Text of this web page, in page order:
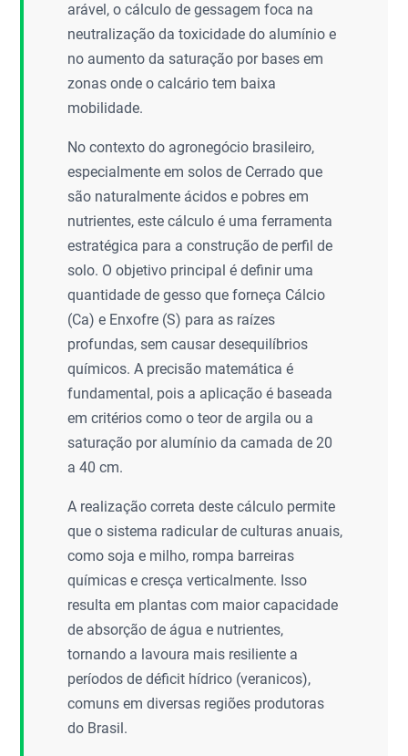
arável, o cálculo de gessagem foca na
neutralização da toxicidade do alumínio e
no aumento da saturação por bases em
zonas onde o calcário tem baixa
mobilidade.
No contexto do agronegócio brasileiro,
especialmente em solos de Cerrado que
são naturalmente ácidos e pobres em
nutrientes, este cálculo é uma ferramenta
estratégica para a construção de perfil de
solo. O objetivo principal é definir uma
quantidade de gesso que forneça Cálcio
(Ca) e Enxofre (S) para as raízes
profundas, sem causar desequilíbrios
químicos. A precisão matemática é
fundamental, pois a aplicação é baseada
em critérios como o teor de argila ou a
saturação por alumínio da camada de 20
a 40 cm.
A realização correta deste cálculo permite
que o sistema radicular de culturas anuais,
como soja e milho, rompa barreiras
químicas e cresça verticalmente. Isso
resulta em plantas com maior capacidade
de absorção de água e nutrientes,
tornando a lavoura mais resiliente a
períodos de déficit hídrico (veranicos),
comuns em diversas regiões produtoras
do Brasil.